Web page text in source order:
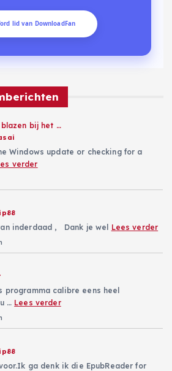
lid van DownloadFan
bij het …
Windows update or checking for a
verder
inderdaad , Dank je wel Lees verder
programma calibre eens heel
… Lees verder
ga denk ik die EpubReader for